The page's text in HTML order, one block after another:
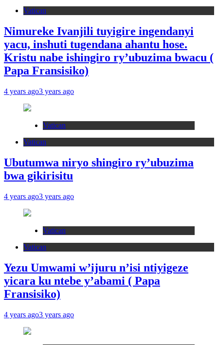
Vatican
Nimureke Ivanjili tuyigire ingendanyi
yacu, inshuti tugendana ahantu hose.
Kristu nabe ishingiro ry’ubuzima bwacu (
Papa Fransisiko)
4 years ago3 years ago
Vatican
Vatican
Ubutumwa niryo shingiro ry’ubuzima
bwa gikirisitu
4 years ago3 years ago
Vatican
Vatican
Yezu Umwami w’ijuru n’isi ntiyigeze
yicara ku ntebe y’abami ( Papa
Fransisiko)
4 years ago3 years ago